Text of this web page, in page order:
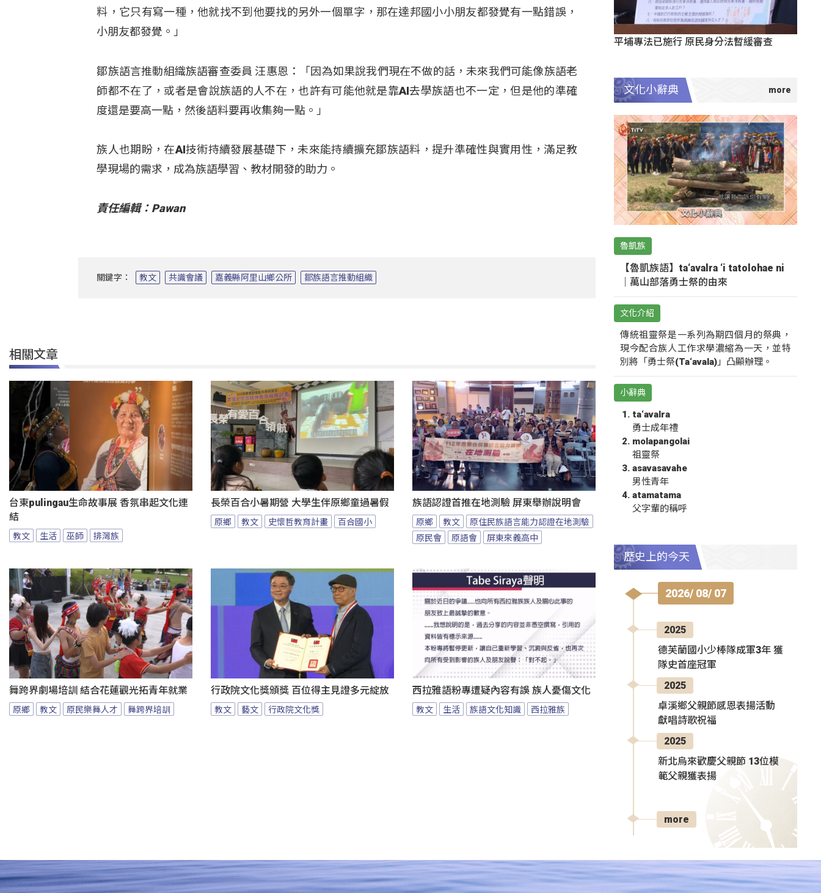
料，它只有寫一種，他就找不到他要找的另外一個單字，那在達邦國小小朋友都發覺有一點錯誤，
小朋友都發覺。」
鄒族語言推動組織族語審查委員 汪惠恩：「因為如果說我們現在不做的話，未來我們可能像族語老
師都不在了，或者是會說族語的人不在，也許有可能他就是靠AI去學族語也不一定，但是他的準確
度還是要高一點，然後語料要再收集夠一點。」
族人也期盼，在AI技術持續發展基礎下，未來能持續擴充鄒族語料，提升準確性與實用性，滿足教
學現場的需求，成為族語學習、教材開發的助力。
責任編輯：Pawan
關鍵字： 教文 共識會議 嘉義縣阿里山鄉公所 鄒族語言推動組織
相關文章
台東pulingau生命故事展 香氛串起文化連
結
教文 生活 巫師 排灣族
長榮百合小暑期營 大學生伴原鄉童過暑假
原鄉 教文 史懷哲教育計畫 百合國小
族語認證首推在地測驗 屏東舉辦說明會
原鄉 教文
原住民族語言能力認證在地測驗
原民會
原語會 屏東來義高中
舞跨界劇場培訓 結合花蓮觀光拓青年就業
原鄉 教文 原民樂舞人才 舞跨界培訓
行政院文化獎頒獎 百位得主見證多元綻放
教文 藝文 行政院文化獎
西拉雅語粉專遭疑內容有誤 族人憂傷文化
教文 生活 族語文化知識 西拉雅族
平埔專法已施行 原民身分法暫緩審查
文化小辭典
魯凱族
【魯凱族語】ta‘avalra ‘i tatolohae ni
｜萬山部落勇士祭的由來
文化介紹
傳統祖靈祭是一系列為期四個月的祭典，
現今配合族人工作求學濃縮為一天，並特
別將「勇士祭(Ta‘avala)」凸顯辦理。
小辭典
ta‘avalra
勇士成年禮
molapangolai
祖靈祭
asavasavahe
男性青年
atamatama
父字輩的稱呼
歷史上的今天
2026/ 08/ 07
2025
德芙蘭國小少棒隊成軍3年 獲
隊史首座冠軍
2025
卓溪鄉父親節感恩表揚活動
獻唱詩歌祝福
2025
新北烏來歡慶父親節 13位模
範父親獲表揚
more